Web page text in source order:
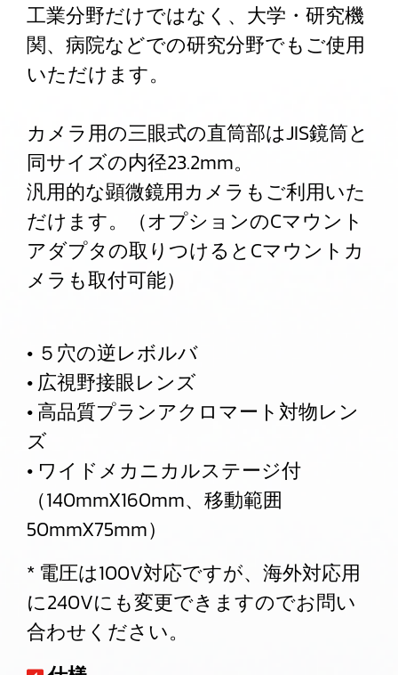
工業分野だけではなく、大学・研究機
関、病院などでの研究分野でもご使用
いただけます。
カメラ用の三眼式の直筒部はJIS鏡筒と
同サイズの内径23.2mm。
汎用的な顕微鏡用カメラもご利用いた
だけます。（オプションのCマウント
アダプタの取りつけるとCマウントカ
メラも取付可能）
• ５穴の逆レボルバ
• 広視野接眼レンズ
• 高品質プランアクロマート対物レン
ズ
• ワイドメカニカルステージ付
（140mmX160mm、移動範囲
50mmX75mm）
* 電圧は100V対応ですが、海外対応用
に240Vにも変更できますのでお問い
合わせください。